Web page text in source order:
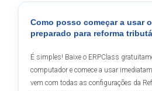
Como posso começar a usar
preparado para reforma
É simples! Baixe o ERPClass
computador e comece a usar
vem com todas as configurações da